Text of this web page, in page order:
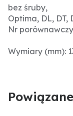
bez śruby,
Optima, DL, DT,
Nr
Wymiary (mm):